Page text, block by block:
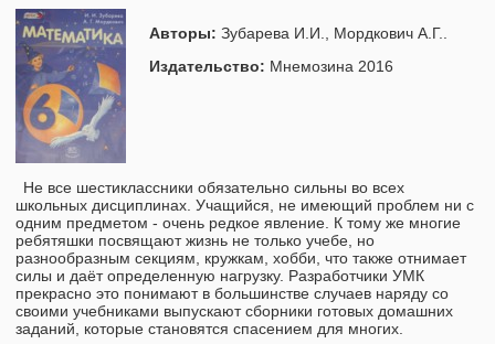
Авторы: Зубарева И.И., Мордкович А.Г..
Издательство: Мнемозина 2016
Не все шестиклассники обязательно сильны во всех
школьных дисциплинах. Учащийся, не имеющий проблем ни с
одним предметом - очень редкое явление. К тому же многие
ребятяшки посвящают жизнь не только учебе, но
разнообразным секциям, кружкам, хобби, что также отнимает
силы и даёт определенную нагрузку. Разработчики УМК
прекрасно это понимают в большинстве случаев наряду со
своими учебниками выпускают сборники готовых домашних
заданий, которые становятся спасением для многих.